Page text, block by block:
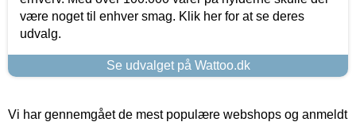
være noget til enhver smag. Klik her for at se deres
udvalg.
Se udvalget på Wattoo.dk
Vi har gennemgået de mest populære webshops og anmeldt